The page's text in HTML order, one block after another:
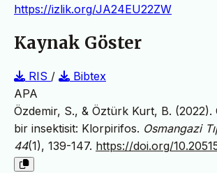
https://izlik.org/JA24EU22ZW
Kaynak Göster
RIS /
Bibtex
APA
Özdemir, S., & Öztürk Kurt, B. (2022).
bir insektisit: Klorpirifos. Osmangazi
44(1), 139-147. https://doi.org/